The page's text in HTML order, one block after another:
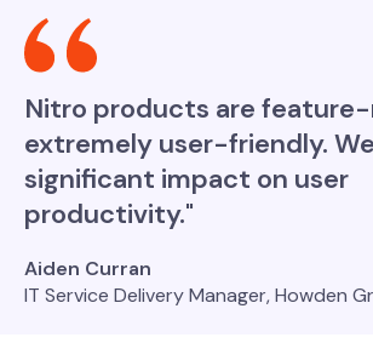
Nitro products are
extremely user-friendly.
significant impact on user
productivity."
Aiden Curran
IT Service Delivery Manager, Howden